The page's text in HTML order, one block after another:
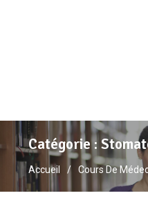
Catégorie :
Accueil Cours De